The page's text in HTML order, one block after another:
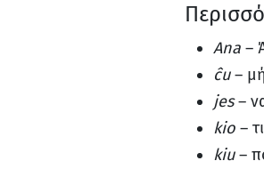
Ana –
ĉu–
jes–
kio –
kiu–